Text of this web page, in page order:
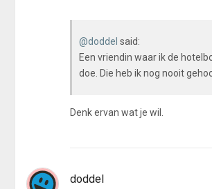
@doddel said:
Een vriendin waar ik de
doe. Die heb ik nog nooit
Denk ervan wat je wil.
doddel